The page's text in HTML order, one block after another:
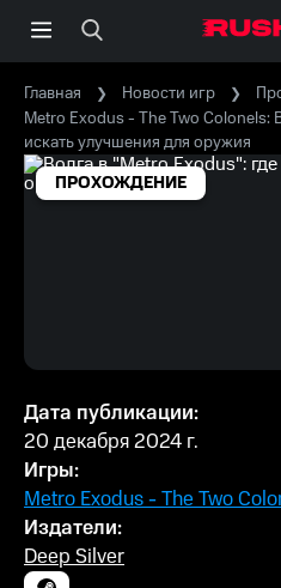
Главная Новости игр
Metro Exodus - The Two Colonels:
искать улучшения для оружия
ПРОХОЖДЕНИЕ
Дата публикации:
20 декабря 2024 г.
Игры:
Metro Exodus - The Two
Издатели:
Deep Silver